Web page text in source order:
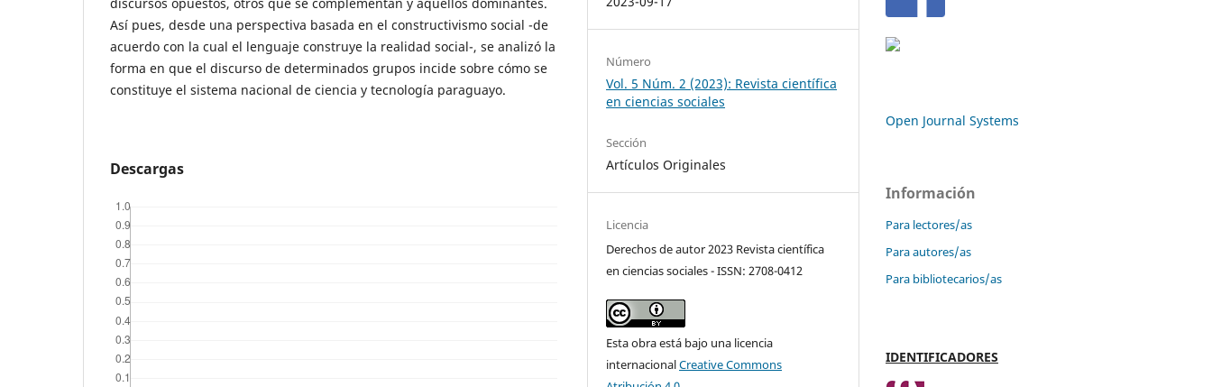
discursos opuestos, otros que se complementan y aquellos dominantes.
Así pues, desde una perspectiva basada en el constructivismo social -de
acuerdo con la cual el lenguaje construye la realidad social-, se analizó la
forma en que el discurso de determinados grupos incide sobre cómo se
constituye el sistema nacional de ciencia y tecnología paraguayo.
Descargas
Número
Vol. 5 Núm. 2 (2023): Revista científica
en ciencias sociales
Sección
Artículos Originales
Licencia
Derechos de autor 2023 Revista científica
en ciencias sociales - ISSN: 2708-0412
Esta obra está bajo una licencia
internacionalCreative Commons
Open Journal Systems
Información
Para lectores/as
Para autores/as
Para bibliotecarios/as
IDENTIFICADORES